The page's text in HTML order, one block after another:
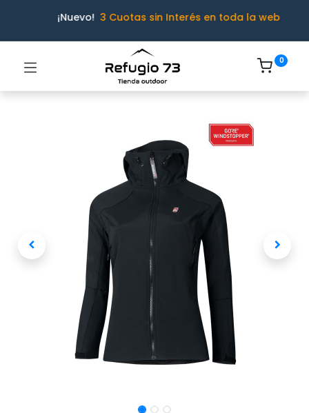
¡Nuevo! 3 Cuotas sin Interés en toda la web
0